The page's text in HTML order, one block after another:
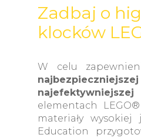
Zadbaj o
klocków
W celu
elementach
materiały
Education